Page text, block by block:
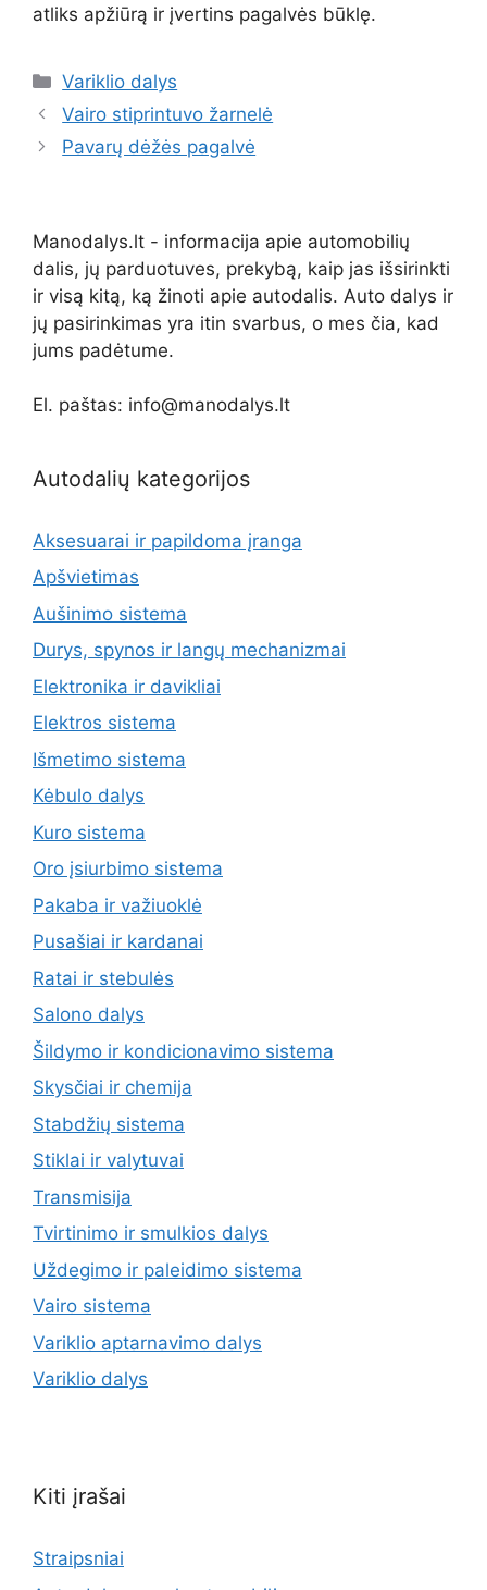
atliks apžiūrą ir įvertins pagalvės būklę.
Kategorijos
Variklio dalys
Vairo stiprintuvo žarnelė
Pavarų dėžės pagalvė
Manodalys.lt - informacija apie automobilių
dalis, jų parduotuves, prekybą, kaip jas išsirinkti
ir visą kitą, ką žinoti apie autodalis. Auto dalys ir
jų pasirinkimas yra itin svarbus, o mes čia, kad
jums padėtume.
El. paštas: info@manodalys.lt
Autodalių kategorijos
Aksesuarai ir papildoma įranga
Apšvietimas
Aušinimo sistema
Durys, spynos ir langų mechanizmai
Elektronika ir davikliai
Elektros sistema
Išmetimo sistema
Kėbulo dalys
Kuro sistema
Oro įsiurbimo sistema
Pakaba ir važiuoklė
Pusašiai ir kardanai
Ratai ir stebulės
Salono dalys
Šildymo ir kondicionavimo sistema
Skysčiai ir chemija
Stabdžių sistema
Stiklai ir valytuvai
Transmisija
Tvirtinimo ir smulkios dalys
Uždegimo ir paleidimo sistema
Vairo sistema
Variklio aptarnavimo dalys
Variklio dalys
Kiti įrašai
Straipsniai